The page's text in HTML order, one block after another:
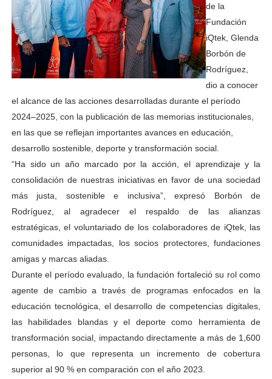
de la
Fundación
iQtek, Glenda
Borbón de
Rodríguez,
dio a conocer
el alcance de las acciones desarrolladas durante el período
2024–2025, con la publicación de las memorias institucionales,
en las que se reflejan importantes avances en educación,
desarrollo sostenible, deporte y transformación social.
“Ha sido un año marcado por la acción, el aprendizaje y la
consolidación de nuestras iniciativas en favor de una sociedad
más justa, sostenible e inclusiva”, expresó Borbón de
Rodríguez, al agradecer el respaldo de las alianzas
estratégicas, el voluntariado de los colaboradores de iQtek, las
comunidades impactadas, los socios protectores, fundaciones
amigas y marcas aliadas.
Durante el período evaluado, la fundación fortaleció su rol como
agente de cambio a través de programas enfocados en la
educación tecnológica, el desarrollo de competencias digitales,
las habilidades blandas y el deporte como herramienta de
transformación social, impactando directamente a más de 1,600
personas, lo que representa un incremento de cobertura
superior al 90 % en comparación con el año 2023.